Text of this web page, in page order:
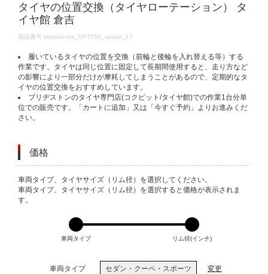
タイヤの位置交換（タイヤローテーション） タ
イヤ館 倉吉
DETAILS
商品番号 rotation-tire_SP7556_sedan_17
履いているタイヤの位置を交換（前輪と後輪を入れ替える等）する
作業です。タイヤは同じ位置に固定して長期間使用すると、走り方など
の影響により一部分だけが摩耗してしまうことがあるので、定期的なタ
イヤの位置交換をおすすめしています。
ブリヂストンのタイヤ専門店(コクピット/タイヤ館)での作業1台分単
位での販売です。「カートに追加」又は「今すぐ予約」よりお進みくだ
さい。
価格
VARIATIONS
車両タイプ、タイヤサイズ（リム径）を選択してください。
車両タイプ、タイヤサイズ（リム径）を選択すると価格が表示されま
す。
車両タイプ リム径(インチ)
車両タイプ セダン・クーペ・スポーツ 変更